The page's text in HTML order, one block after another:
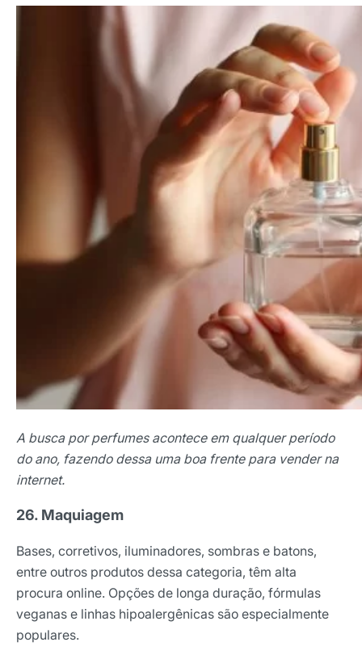
A busca por perfumes acontece em qualquer período
do ano, fazendo dessa uma boa frente para vender na
internet.
26. Maquiagem
Bases, corretivos, iluminadores, sombras e batons,
entre outros produtos dessa categoria, têm alta
procura online. Opções de longa duração, fórmulas
veganas e linhas hipoalergênicas são especialmente
populares.